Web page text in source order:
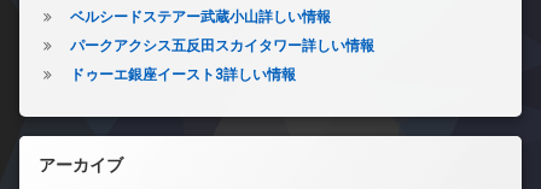
ベルシードステアー武蔵小山詳しい情報
パークアクシス五反田スカイタワー詳しい情報
ドゥーエ銀座イースト3詳しい情報
アーカイブ